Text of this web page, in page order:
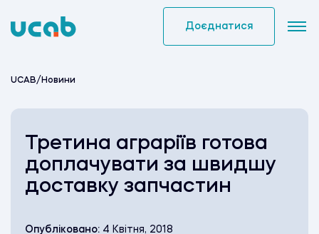
to
Доєднатися
UCAB/ Новини
Третина аграріїв готова
доплачувати за швидшу
доставку запчастин
Опубліковано: 4 Квітня, 2018